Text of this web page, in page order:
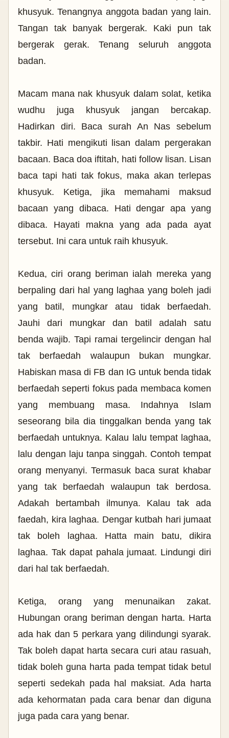
khusyuk. Tenangnya anggota badan yang lain.
Tangan tak banyak bergerak. Kaki pun tak
bergerak gerak. Tenang seluruh anggota
badan.
Macam mana nak khusyuk dalam solat, ketika
wudhu juga khusyuk jangan bercakap.
Hadirkan diri. Baca surah An Nas sebelum
takbir. Hati mengikuti lisan dalam pergerakan
bacaan. Baca doa iftitah, hati follow lisan. Lisan
baca tapi hati tak fokus, maka akan terlepas
khusyuk. Ketiga, jika memahami maksud
bacaan yang dibaca. Hati dengar apa yang
dibaca. Hayati makna yang ada pada ayat
tersebut. Ini cara untuk raih khusyuk.
Kedua, ciri orang beriman ialah mereka yang
berpaling dari hal yang laghaa yang boleh jadi
yang batil, mungkar atau tidak berfaedah.
Jauhi dari mungkar dan batil adalah satu
benda wajib. Tapi ramai tergelincir dengan hal
tak berfaedah walaupun bukan mungkar.
Habiskan masa di FB dan IG untuk benda tidak
berfaedah seperti fokus pada membaca komen
yang membuang masa. Indahnya Islam
seseorang bila dia tinggalkan benda yang tak
berfaedah untuknya. Kalau lalu tempat laghaa,
lalu dengan laju tanpa singgah. Contoh tempat
orang menyanyi. Termasuk baca surat khabar
yang tak berfaedah walaupun tak berdosa.
Adakah bertambah ilmunya. Kalau tak ada
faedah, kira laghaa. Dengar kutbah hari jumaat
tak boleh laghaa. Hatta main batu, dikira
laghaa. Tak dapat pahala jumaat. Lindungi diri
dari hal tak berfaedah.
Ketiga, orang yang menunaikan zakat.
Hubungan orang beriman dengan harta. Harta
ada hak dan 5 perkara yang dilindungi syarak.
Tak boleh dapat harta secara curi atau rasuah,
tidak boleh guna harta pada tempat tidak betul
seperti sedekah pada hal maksiat. Ada harta
ada kehormatan pada cara benar dan diguna
juga pada cara yang benar.